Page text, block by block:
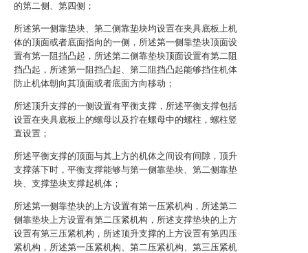
的第二侧、第四侧；
所述第一侧靠垫块、第二侧靠垫块均设置在夹具底板上机
体的顶面或者底面指向的一侧，所述第一侧靠垫块顶面设
置有第一阻挡凸起，所述第二侧靠垫块顶面设置有第二阻
挡凸起，所述第一阻挡凸起、第二阻挡凸起能够挡住机体
防止机体朝向其顶面或者底面方向移动；
所述顶升支撑的一侧设置有平衡支撑，所述平衡支撑包括
设置在夹具底板上的螺母以及拧在螺母中的螺柱，螺柱竖
直设置；
所述平衡支撑的顶面与其上方的机体之间设有间隙，顶升
支撑落下时，平衡支撑能够与第一侧靠垫块、第二侧靠垫
块、支撑垫块支撑起机体；
所述第一侧靠垫块的上方设置有第一压紧机构，所述第二
侧靠垫块上方设置有第二压紧机构，所述支撑垫块的上方
设置有第三压紧机构，所述顶升支撑的上方设置有第四压
紧机构，所述第一压紧机构、第二压紧机构、第三压紧机